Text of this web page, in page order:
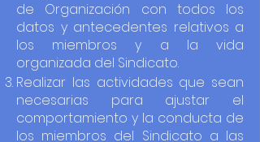
de Organización con todos los
datos y antecedentes relativos a
los miembros y a la vida
organizada del Sindicato.
Realizar las actividades que sean
necesarias para ajustar el
comportamiento y la conducta de
los miembros del Sindicato a las